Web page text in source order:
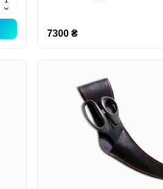
7300 ₴